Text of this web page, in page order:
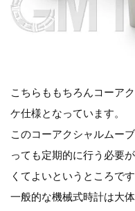
こちらももちろんコーア
ケ仕様となっています。
このコーアクシャルムー
っても定期的に行う必要
くてよいというところです
一般的な機械式時計は大